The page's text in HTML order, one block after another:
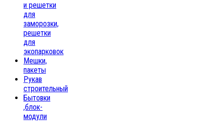
и решетки
для
заморозки,
решетки
для
экопарковок
Мешки,
пакеты
Рукав
строительный
Бытовки
,блок-
модули